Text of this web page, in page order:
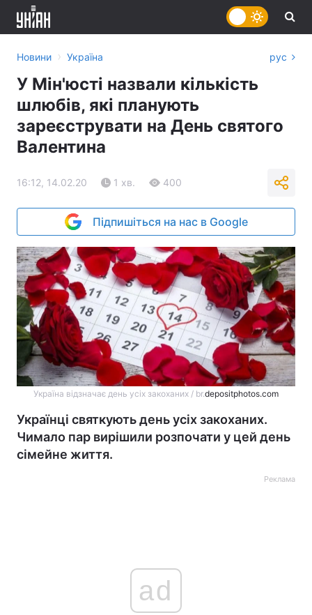
Новини › Україна рус
У Мін'юсті назвали кількість
шлюбів, які планують
зареєструвати на День святого
Валентина
16:12, 14.02.20 1 хв. 400
Підпишіться на нас в Google
Україна відзначає день усіх закоханих / br.depositphotos.com
Українці святкують день усіх закоханих.
Чимало пар вирішили розпочати у цей день
сімейне життя.
Реклама
ad